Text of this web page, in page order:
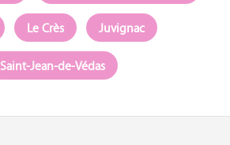
Le Crès
Juvignac
Saint-Jean-de-Védas